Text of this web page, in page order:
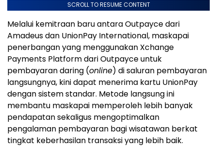
SCROLL TO RESUME CONTENT
Melalui kemitraan baru antara Outpayce dari
Amadeus dan UnionPay International, maskapai
penerbangan yang menggunakan Xchange
Payments Platform dari Outpayce untuk
pembayaran daring (online) di saluran pembayaran
langsungnya, kini dapat menerima kartu UnionPay
dengan sistem standar. Metode langsung ini
membantu maskapai memperoleh lebih banyak
pendapatan sekaligus mengoptimalkan
pengalaman pembayaran bagi wisatawan berkat
tingkat keberhasilan transaksi yang lebih baik.